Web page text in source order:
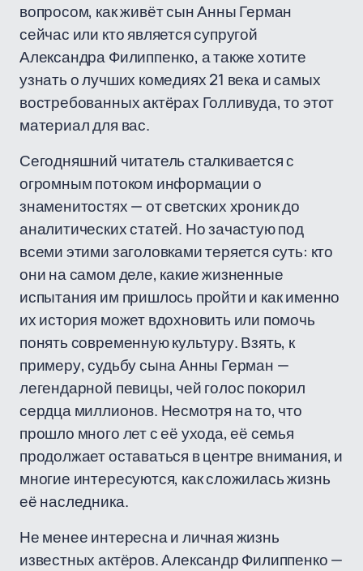
вопросом, как живёт сын Анны Герман
сейчас или кто является супругой
Александра Филиппенко, а также хотите
узнать о лучших комедиях 21 века и самых
востребованных актёрах Голливуда, то этот
материал для вас.
Сегодняшний читатель сталкивается с
огромным потоком информации о
знаменитостях — от светских хроник до
аналитических статей. Но зачастую под
всеми этими заголовками теряется суть: кто
они на самом деле, какие жизненные
испытания им пришлось пройти и как именно
их история может вдохновить или помочь
понять современную культуру. Взять, к
примеру, судьбу сына Анны Герман —
легендарной певицы, чей голос покорил
сердца миллионов. Несмотря на то, что
прошло много лет с её ухода, её семья
продолжает оставаться в центре внимания, и
многие интересуются, как сложилась жизнь
её наследника.
Не менее интересна и личная жизнь
известных актёров. Александр Филиппенко —